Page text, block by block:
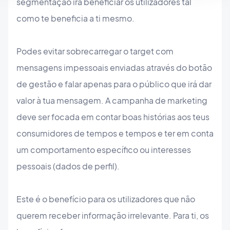
como te beneficia a ti mesmo.
Podes evitar sobrecarregar o target com
mensagens impessoais enviadas através do botão
de gestão e falar apenas para o público que irá dar
valor à tua mensagem. A campanha de marketing
deve ser focada em contar boas histórias aos teus
consumidores de tempos e tempos e ter em conta
um comportamento específico ou interesses
pessoais (dados de perfil).
Este é o benefício para os utilizadores que não
querem receber informação irrelevante. Para ti, os